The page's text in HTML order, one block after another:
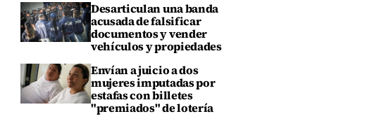
Desarticulan una banda
acusada de falsificar
documentos y vender
vehículos y propiedades
Envían a juicio a dos
mujeres imputadas por
estafas con billetes
"premiados" de lotería